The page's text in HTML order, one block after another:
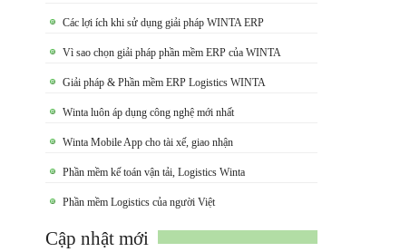
Các lợi ích khi sử dụng giải pháp WINTA ERP
Vì sao chọn giải pháp phần mềm ERP của WINTA
Giải pháp & Phần mềm ERP Logistics WINTA
Winta luôn áp dụng công nghệ mới nhất
Winta Mobile App cho tài xế, giao nhận
Phần mềm kế toán vận tải, Logistics Winta
Phần mềm Logistics của người Việt
Cập nhật mới